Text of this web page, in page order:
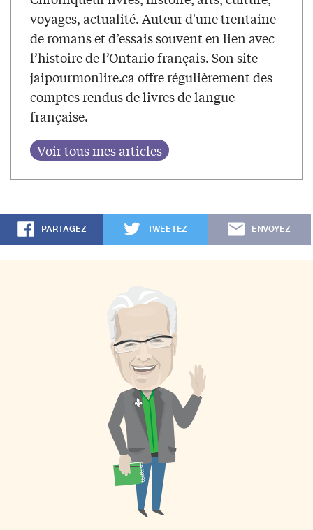
voyages, actualité. Auteur d'une trentaine
de romans et d’essais souvent en lien avec
l’histoire de l’Ontario français. Son site
jaipourmonlire.ca offre régulièrement des
comptes rendus de livres de langue
française.
PARTAGEZ TWEETEZ ENVOYEZ